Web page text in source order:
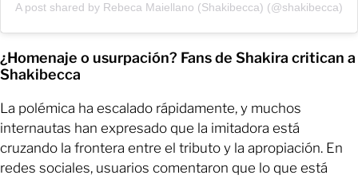
A post shared by Rebeca Maiellano (Shakibecca) (@shakibecca)
¿Homenaje o usurpación? Fans de Shakira critican a
Shakibecca
La polémica ha escalado rápidamente, y muchos
internautas han expresado que la imitadora está
cruzando la frontera entre el tributo y la apropiación. En
redes sociales, usuarios comentaron que lo que está